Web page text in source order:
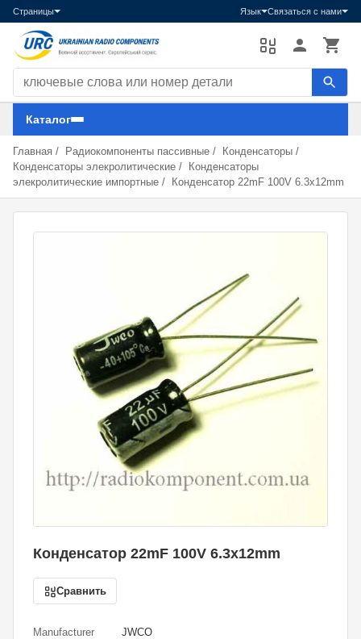
Страницы Язык Связаться с нами
Каталог
Главная / Радиокомпоненты пассивные / Конденсаторы /
Конденсаторы элекролитические /
Конденсаторы
элекролитические импортные / Конденсатор 22mF 100V 6.3x12mm
Конденсатор 22mF 100V 6.3x12mm
Сравнить
Manufacturer JWCO